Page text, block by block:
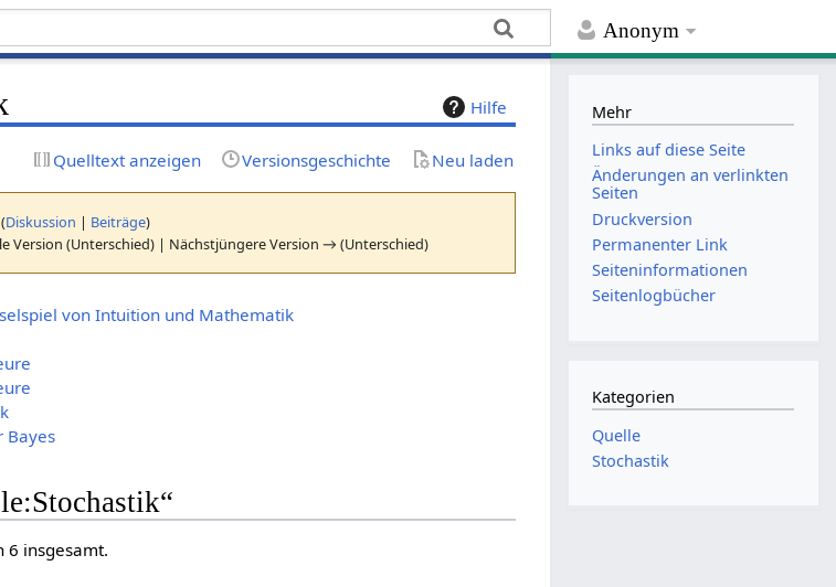
Anonym
Hilfe
Quelltext anzeigen Versionsgeschichte Neu laden
(Diskussion | Beiträge)
Version (Unterschied) | Nächstjüngere Version → (Unterschied)
von Intuition und Mathematik
Bayes
6 insgesamt.
Mehr
Links auf diese Seite
Änderungen an verlinkten
Seiten
Druckversion
Permanenter Link
Seiten­­informationen
Seitenlogbücher
Kategorien
Quelle
Stochastik